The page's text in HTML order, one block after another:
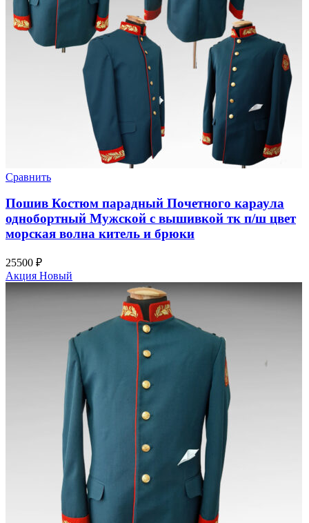
Сравнить
Пошив Костюм парадный Почетного караула
однобортный Мужской с вышивкой тк п/ш цвет
морская волна китель и брюки
25500 ₽
Акция Новый